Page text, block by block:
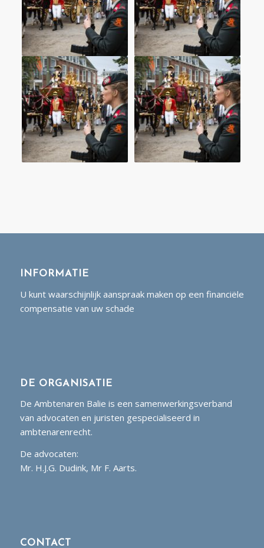
INFORMATIE
U kunt waarschijnlijk aanspraak maken op een financiële
compensatie van uw schade
DE ORGANISATIE
De Ambtenaren Balie is een samenwerkingsverband
van advocaten en juristen gespecialiseerd in
ambtenarenrecht.
De advocaten:
Mr. H.J.G. Dudink, Mr F. Aarts.
CONTACT